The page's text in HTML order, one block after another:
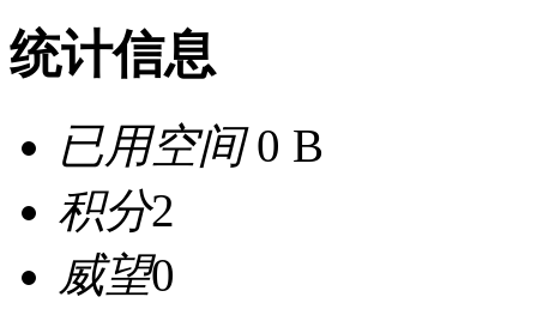
统计信息
已用空间0 B
积分2
威望0